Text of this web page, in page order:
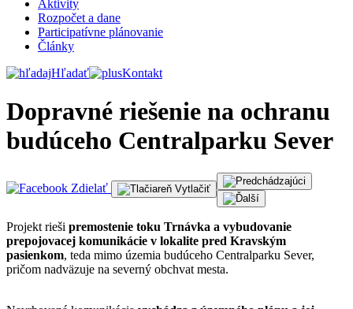
Aktivity
Rozpočet a dane
Participatívne plánovanie
Články
Hľadať
Kontakt
Dopravné riešenie na ochranu
budúceho Centralparku Sever
Zdielať Vytlačiť
Projekt rieši premostenie toku Trnávka a vybudovanie
prepojovacej komunikácie v lokalite pred Kravským
pasienkom, teda mimo územia budúceho Centralparku Sever,
pričom nadväzuje na severný obchvat mesta.